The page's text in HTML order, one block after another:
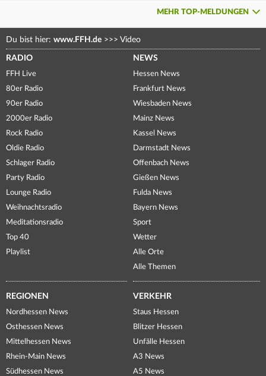
MEHR TOP-MELDUNGEN
Du bist hier: www.FFH.de >>> Video
RADIO
FFH Live
80er Radio
90er Radio
2000er Radio
Rock Radio
Oldie Radio
Schlager Radio
Party Radio
Lounge Radio
Weihnachtsradio
Meditationsradio
Top 40
Playlist
NEWS
Hessen News
Frankfurt News
Wiesbaden News
Mainz News
Kassel News
Darmstadt News
Offenbach News
Gießen News
Fulda News
Bayern News
Sport
Wetter
Alle Orte
Alle Themen
REGIONEN
Nordhessen News
Osthessen News
Mittelhessen News
Rhein-Main News
Südhessen News
VERKEHR
Staus Hessen
Blitzer Hessen
Unfälle Hessen
A3 News
A5 News